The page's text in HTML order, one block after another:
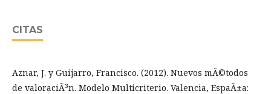
CITAS
Aznar, J. y Guijarro, Francisco. (2012). Nuevos mÃ©todos
de valoraciÃ³n. Modelo Multicriterio. Valencia, EspaÃ±a: